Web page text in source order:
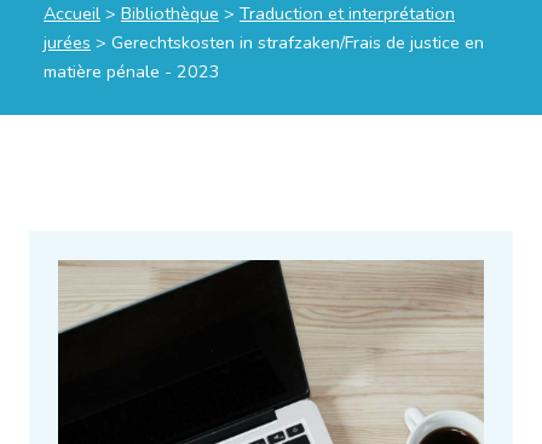
Accueil > Bibliothèque > Traduction et interprétation
jurées > Gerechtskosten in strafzaken/Frais de justice en
matière pénale - 2023